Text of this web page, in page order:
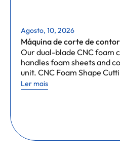
Agosto, 10, 2026
Máquina de corte de
Our dual-blade CNC foam
handles foam sheets and
unit. CNC Foam Shape
Ler mais